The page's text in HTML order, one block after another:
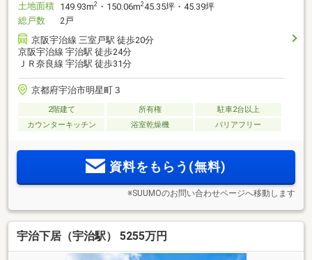
土地面積 149.93m2 ・150.06m245.35坪・45.39坪
総戸数
2戸
京阪宇治線 三室戸駅 徒歩20分
京阪宇治線 宇治駅 徒歩24分
ＪＲ奈良線 宇治駅 徒歩31分
京都府宇治市明星町３
2階建て 所有権
駐車2台以上
カウンターキッチン
浴室乾燥機 バリアフリー
資料をもらう(無料)
※SUUMOのお問い合わせページへ移動します
宇治下居（宇治駅） 5255万円